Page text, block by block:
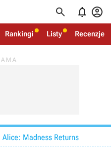
  
Rankingi Listy Recenzje
Alice: Madness Returns